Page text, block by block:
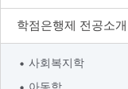
학점은행제 전공소개
사회복지학